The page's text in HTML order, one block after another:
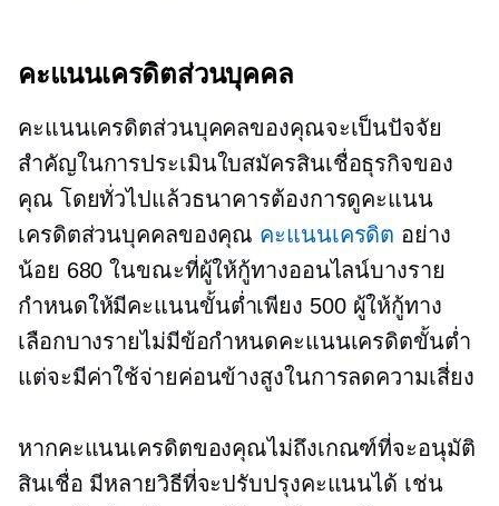
คะแนนเครดิตส่วนบุคคล
คะแนนเครดิตส่วนบุคคลของคุณจะเป็นปัจจัย
สำคัญในการประเมินใบสมัครสินเชื่อธุรกิจของ
คุณ โดยทั่วไปแล้วธนาคารต้องการดูคะแนน
เครดิตส่วนบุคคลของคุณ คะแนนเครดิต อย่าง
น้อย 680 ในขณะที่ผู้ให้กู้ทางออนไลน์บางราย
กำหนดให้มีคะแนนขั้นต่ำเพียง 500 ผู้ให้กู้ทาง
เลือกบางรายไม่มีข้อกำหนดคะแนนเครดิตขั้นต่ำ
แต่จะมีค่าใช้จ่ายค่อนข้างสูงในการลดความเสี่ยง
หากคะแนนเครดิตของคุณไม่ถึงเกณฑ์ที่จะอนุมัติ
สินเชื่อ มีหลายวิธีที่จะปรับปรุงคะแนนได้ เช่น